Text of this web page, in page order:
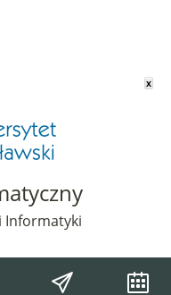
x
Informatyki